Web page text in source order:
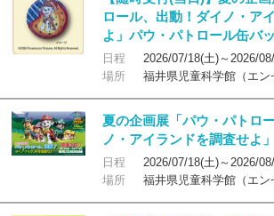
ロール、出動！ダイノ・ア
よ」パウ・パトロール缶バ
日程
2026/07/18(土)～2026/
場所
福井県児童科学館（エン
夏の企画展「パウ・パトロ
ノ・アイランドを調査せよ」
日程
2026/07/18(土)～2026/
場所
福井県児童科学館（エン